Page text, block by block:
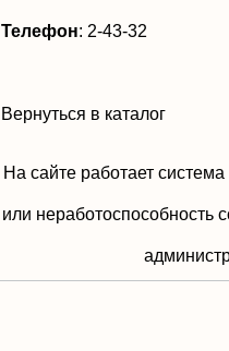
Телефон: 2-43-32
Вернуться в каталог
На сайте работает
или неработоспособность